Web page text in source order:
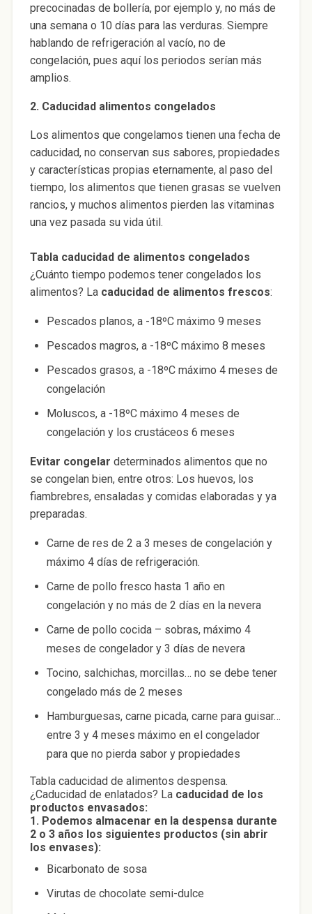
precocinadas de bollería, por ejemplo y, no más de
una semana o 10 días para las verduras. Siempre
hablando de refrigeración al vacío, no de
congelación, pues aquí los periodos serían más
amplios.
2. Caducidad alimentos congelados
Los alimentos que congelamos tienen una fecha de
caducidad, no conservan sus sabores, propiedades
y características propias eternamente, al paso del
tiempo, los alimentos que tienen grasas se vuelven
rancios, y muchos alimentos pierden las vitaminas
una vez pasada su vida útil.
Tabla caducidad de alimentos congelados
¿Cuánto tiempo podemos tener congelados los
alimentos? La caducidad de alimentos frescos:
Pescados planos, a -18ºC máximo 9 meses
Pescados magros, a -18ºC máximo 8 meses
Pescados grasos, a -18ºC máximo 4 meses de
congelación
Moluscos, a -18ºC máximo 4 meses de
congelación y los crustáceos 6 meses
Evitar congelar determinados alimentos que no
se congelan bien, entre otros: Los huevos, los
fiambrebres, ensaladas y comidas elaboradas y ya
preparadas.
Carne de res de 2 a 3 meses de congelación y
máximo 4 días de refrigeración.
Carne de pollo fresco hasta 1 año en
congelación y no más de 2 días en la nevera
Carne de pollo cocida – sobras, máximo 4
meses de congelador y 3 días de nevera
Tocino, salchichas, morcillas… no se debe tener
congelado más de 2 meses
Hamburguesas, carne picada, carne para guisar…
entre 3 y 4 meses máximo en el congelador
para que no pierda sabor y propiedades
Tabla caducidad de alimentos despensa.
¿Caducidad de enlatados? La caducidad de los
productos envasados:
1. Podemos almacenar en la despensa durante
2 o 3 años los siguientes productos (sin abrir
los envases):
Bicarbonato de sosa
Virutas de chocolate semi-dulce